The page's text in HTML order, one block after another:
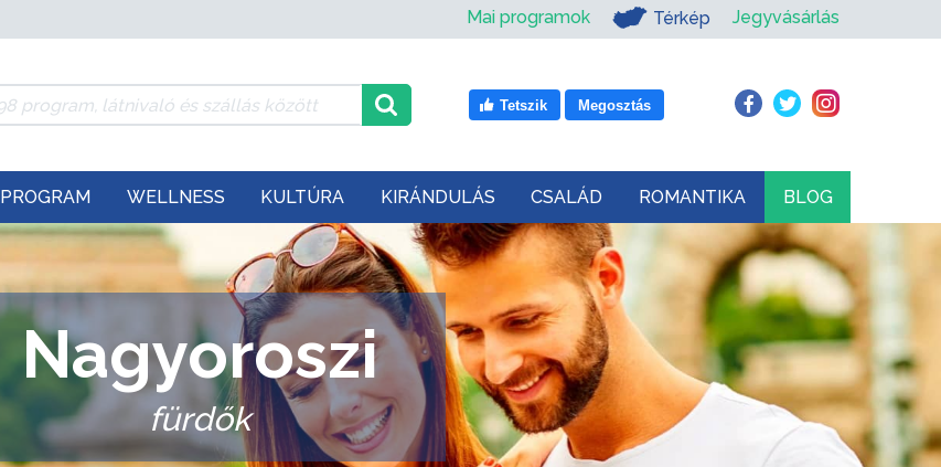
Mai programok Térkép Jegyvásárlás
Tetszik Megosztás
PROGRAM WELLNESS KULTÚRA KIRÁNDULÁS CSALÁD ROMANTIKA BLOG
Nagyoroszi
fürdők